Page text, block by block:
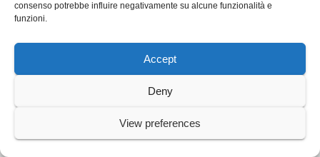
consenso potrebbe influire negativamente su alcune funzionalità e
funzioni.
Accept
Deny
View preferences
Faber School Bracciano 2026
Museo Civico di Bracciano: l’8
“Conservare la memoria”